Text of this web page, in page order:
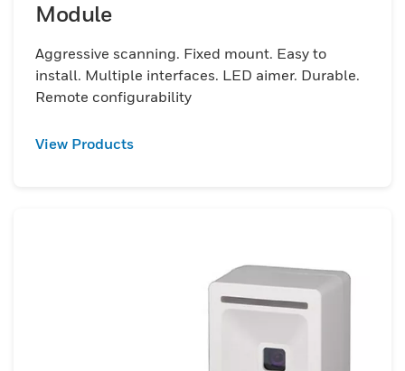
Module
Aggressive scanning. Fixed mount. Easy to
install. Multiple interfaces. LED aimer. Durable.
Remote configurability
View Products